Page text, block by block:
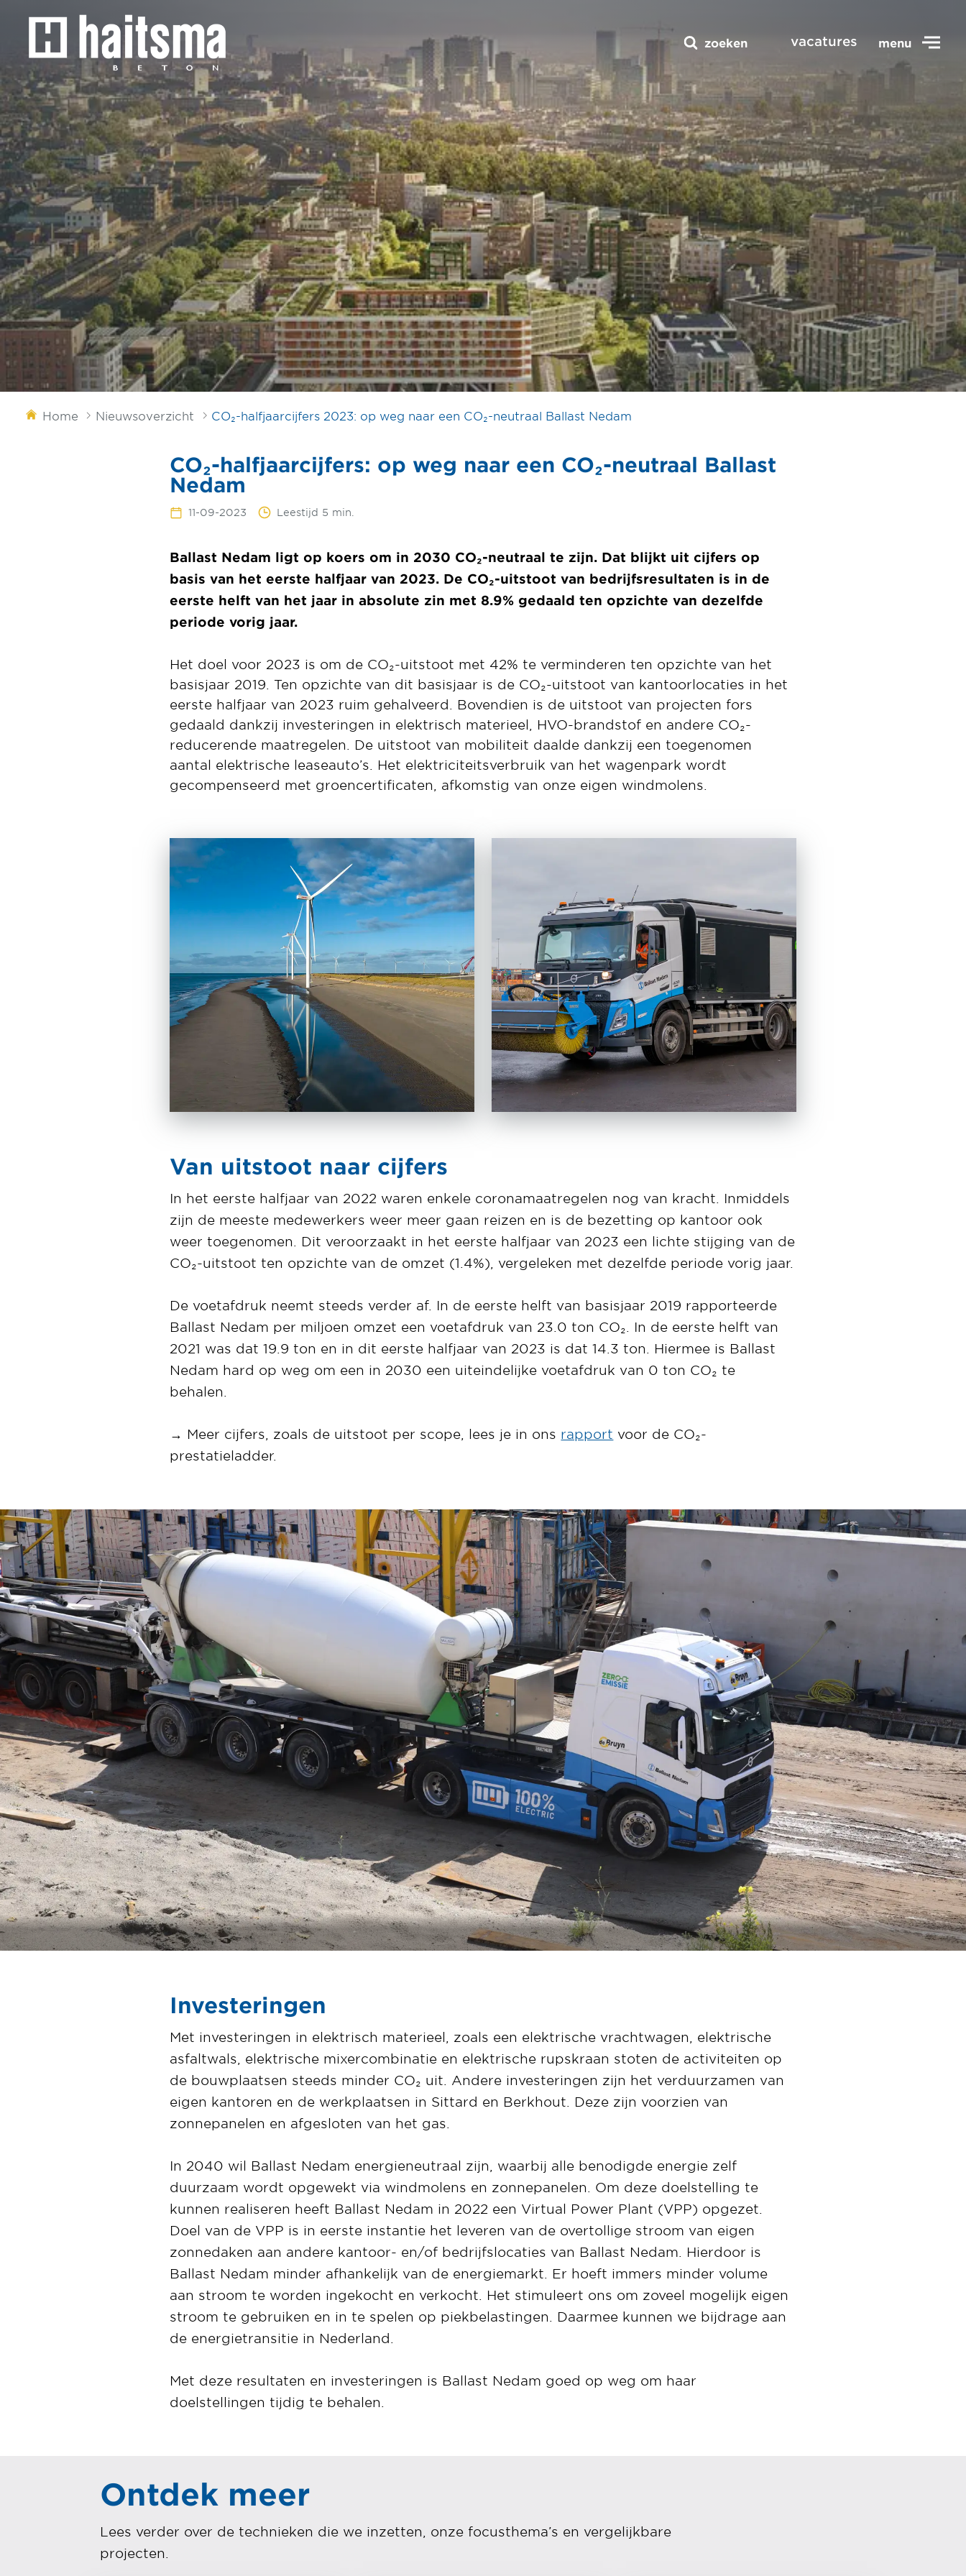
menu
vacatures
zoeken
Home Nieuwsoverzicht CO₂-halfjaarcijfers 2023: op weg naar een CO₂-neutraal Ballast Nedam
CO₂-halfjaarcijfers: op weg naar een CO₂-neutraal Ballast
Nedam
11-09-2023 Leestijd 5 min.
Ballast Nedam ligt op koers om in 2030 CO₂-neutraal te zijn. Dat blijkt uit cijfers op
basis van het eerste halfjaar van 2023. De CO₂-uitstoot van bedrijfsresultaten is in de
eerste helft van het jaar in absolute zin met 8.9% gedaald ten opzichte van dezelfde
periode vorig jaar.
Het doel voor 2023 is om de CO₂-uitstoot met 42% te verminderen ten opzichte van het
basisjaar 2019. Ten opzichte van dit basisjaar is de CO₂-uitstoot van kantoorlocaties in het
eerste halfjaar van 2023 ruim gehalveerd. Bovendien is de uitstoot van projecten fors
gedaald dankzij investeringen in elektrisch materieel, HVO-brandstof en andere CO₂-
reducerende maatregelen. De uitstoot van mobiliteit daalde dankzij een toegenomen
aantal elektrische leaseauto’s. Het elektriciteitsverbruik van het wagenpark wordt
gecompenseerd met groencertificaten, afkomstig van onze eigen windmolens.
Van uitstoot naar cijfers
In het eerste halfjaar van 2022 waren enkele coronamaatregelen nog van kracht. Inmiddels
zijn de meeste medewerkers weer meer gaan reizen en is de bezetting op kantoor ook
weer toegenomen. Dit veroorzaakt in het eerste halfjaar van 2023 een lichte stijging van de
CO₂-uitstoot ten opzichte van de omzet (1.4%), vergeleken met dezelfde periode vorig jaar.
De voetafdruk neemt steeds verder af. In de eerste helft van basisjaar 2019 rapporteerde
Ballast Nedam per miljoen omzet een voetafdruk van 23.0 ton CO₂. In de eerste helft van
2021 was dat 19.9 ton en in dit eerste halfjaar van 2023 is dat 14.3 ton. Hiermee is Ballast
Nedam hard op weg om een in 2030 een uiteindelijke voetafdruk van 0 ton CO₂ te
behalen.
→ Meer cijfers, zoals de uitstoot per scope, lees je in ons rapport voor de CO₂-
prestatieladder.
Investeringen
Met investeringen in elektrisch materieel, zoals een elektrische vrachtwagen, elektrische
asfaltwals, elektrische mixercombinatie en elektrische rupskraan stoten de activiteiten op
de bouwplaatsen steeds minder CO₂ uit. Andere investeringen zijn het verduurzamen van
eigen kantoren en de werkplaatsen in Sittard en Berkhout. Deze zijn voorzien van
zonnepanelen en afgesloten van het gas.
In 2040 wil Ballast Nedam energieneutraal zijn, waarbij alle benodigde energie zelf
duurzaam wordt opgewekt via windmolens en zonnepanelen. Om deze doelstelling te
kunnen realiseren heeft Ballast Nedam in 2022 een Virtual Power Plant (VPP) opgezet.
Doel van de VPP is in eerste instantie het leveren van de overtollige stroom van eigen
zonnedaken aan andere kantoor- en/of bedrijfslocaties van Ballast Nedam. Hierdoor is
Ballast Nedam minder afhankelijk van de energiemarkt. Er hoeft immers minder volume
aan stroom te worden ingekocht en verkocht. Het stimuleert ons om zoveel mogelijk eigen
stroom te gebruiken en in te spelen op piekbelastingen. Daarmee kunnen we bijdrage aan
de energietransitie in Nederland.
Met deze resultaten en investeringen is Ballast Nedam goed op weg om haar
doelstellingen tijdig te behalen.
Ontdek meer
Lees verder over de technieken die we inzetten, onze focusthema’s en vergelijkbare
projecten.